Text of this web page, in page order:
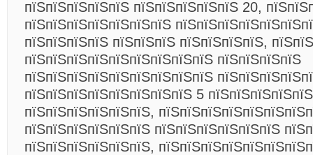
пїЅпїЅпїЅпїЅпїЅ пїЅпїЅпїЅпїЅпїЅ 20,
пїЅпїЅпїЅпїЅпїЅпїЅпїЅ
пїЅпїЅпїЅпїЅ пїЅпїЅпїЅ пїЅпїЅпїЅпїЅ,
пїЅпїЅпїЅпїЅпїЅпїЅпїЅпїЅпїЅ пїЅпїЅпїЅпїЅ
пїЅпїЅпїЅпїЅпїЅпїЅпїЅпїЅпїЅ
пїЅпїЅпїЅпїЅпїЅпїЅпїЅпїЅ 5 пїЅпїЅпїЅпїЅпїЅ
пїЅпїЅпїЅпїЅпїЅпїЅ,
пїЅпїЅпїЅпїЅпїЅпїЅ пїЅпїЅпїЅпїЅпїЅпїЅ
пїЅпїЅпїЅпїЅпїЅпїЅ,